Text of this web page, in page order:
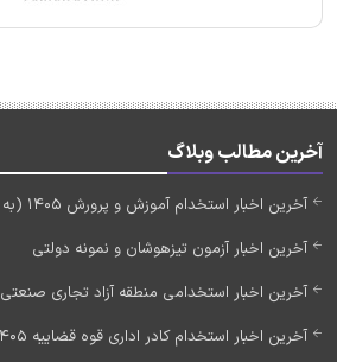
آخرین مطالب وبلاگ
آخرین اخبار استخدام آموزش و پرورش 1405 (به زودی)
آخرین اخبار آزمون تیزهوشان و نمونه دولتی
آخرین اخبار استخدامی منطقه آزاد تجاری صنعتی 1405
آخرین اخبار استخدام کادر اداری قوه قضاییه 1405 (به زودی)